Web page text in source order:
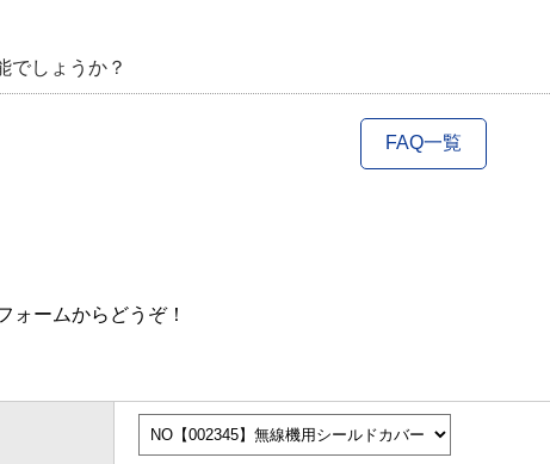
でしょうか？
FAQ一覧
ォームからどうぞ！